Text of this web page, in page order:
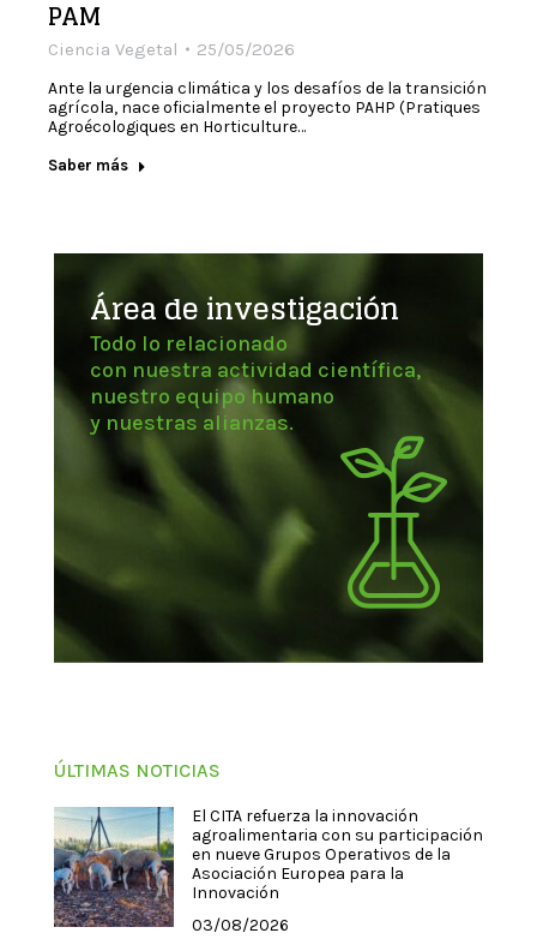
PAM
Ciencia Vegetal 25/05/2026
​Ante la urgencia climática y los desafíos de la transición
agrícola, nace oficialmente el proyecto PAHP (Pratiques
Agroécologiques en Horticulture…
Saber más
Área de investigación
Todo lo relacionado
con nuestra actividad científica,
nuestro equipo humano
y nuestras alianzas.
ÚLTIMAS NOTICIAS
El CITA refuerza la innovación
agroalimentaria con su participación
en nueve Grupos Operativos de la
Asociación Europea para la
Innovación
03/08/2026